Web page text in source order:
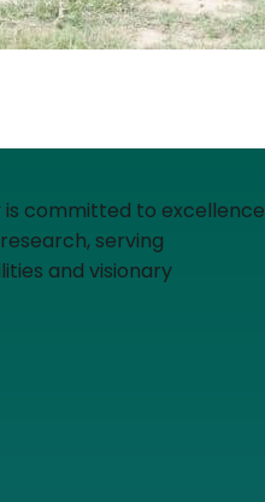
is committed to excellence
serving
and visionary